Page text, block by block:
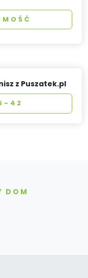
z Puszatek.pl
42
DOM